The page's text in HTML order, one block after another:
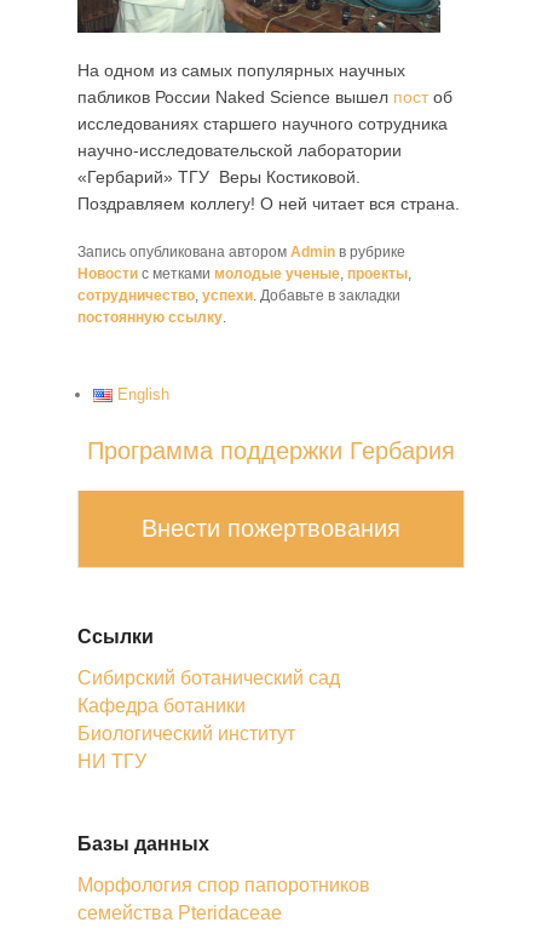
На одном из самых популярных научных
пабликов России Naked Science вышел постоб
исследованиях старшего научного сотрудника
научно-исследовательской лаборатории
«Гербарий» ТГУ Веры Костиковой.
Поздравляем коллегу! О ней читает вся страна.
Запись опубликована автором Admin в рубрике
Новости с метками молодые ученые, проекты,
сотрудничество, успехи. Добавьте в закладки
постоянную ссылку.
English
Программа поддержки Гербария
Внести пожертвования
Ссылки
Сибирский ботанический сад
Кафедра ботаники
Биологический институт
НИ ТГУ
Базы данных
Морфология спор папоротников
семейства Pteridaceae